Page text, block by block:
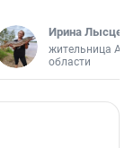
Ирина Лысцева
жительница
области